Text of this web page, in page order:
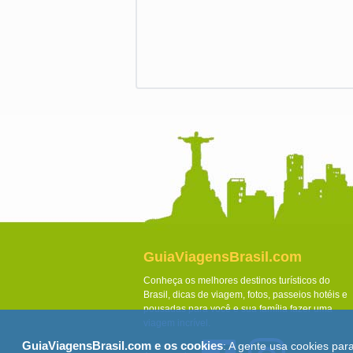
GuiaViagensBrasil.com
Conheça os melhores destinos turísticos do
Brasil, dicas de viagem, fotos, passeios hotéis e
pousadas para você e sua família fazer uma
viagem incrível.
GuiaViagensBrasil.com e os cookies: A gente usa cookies